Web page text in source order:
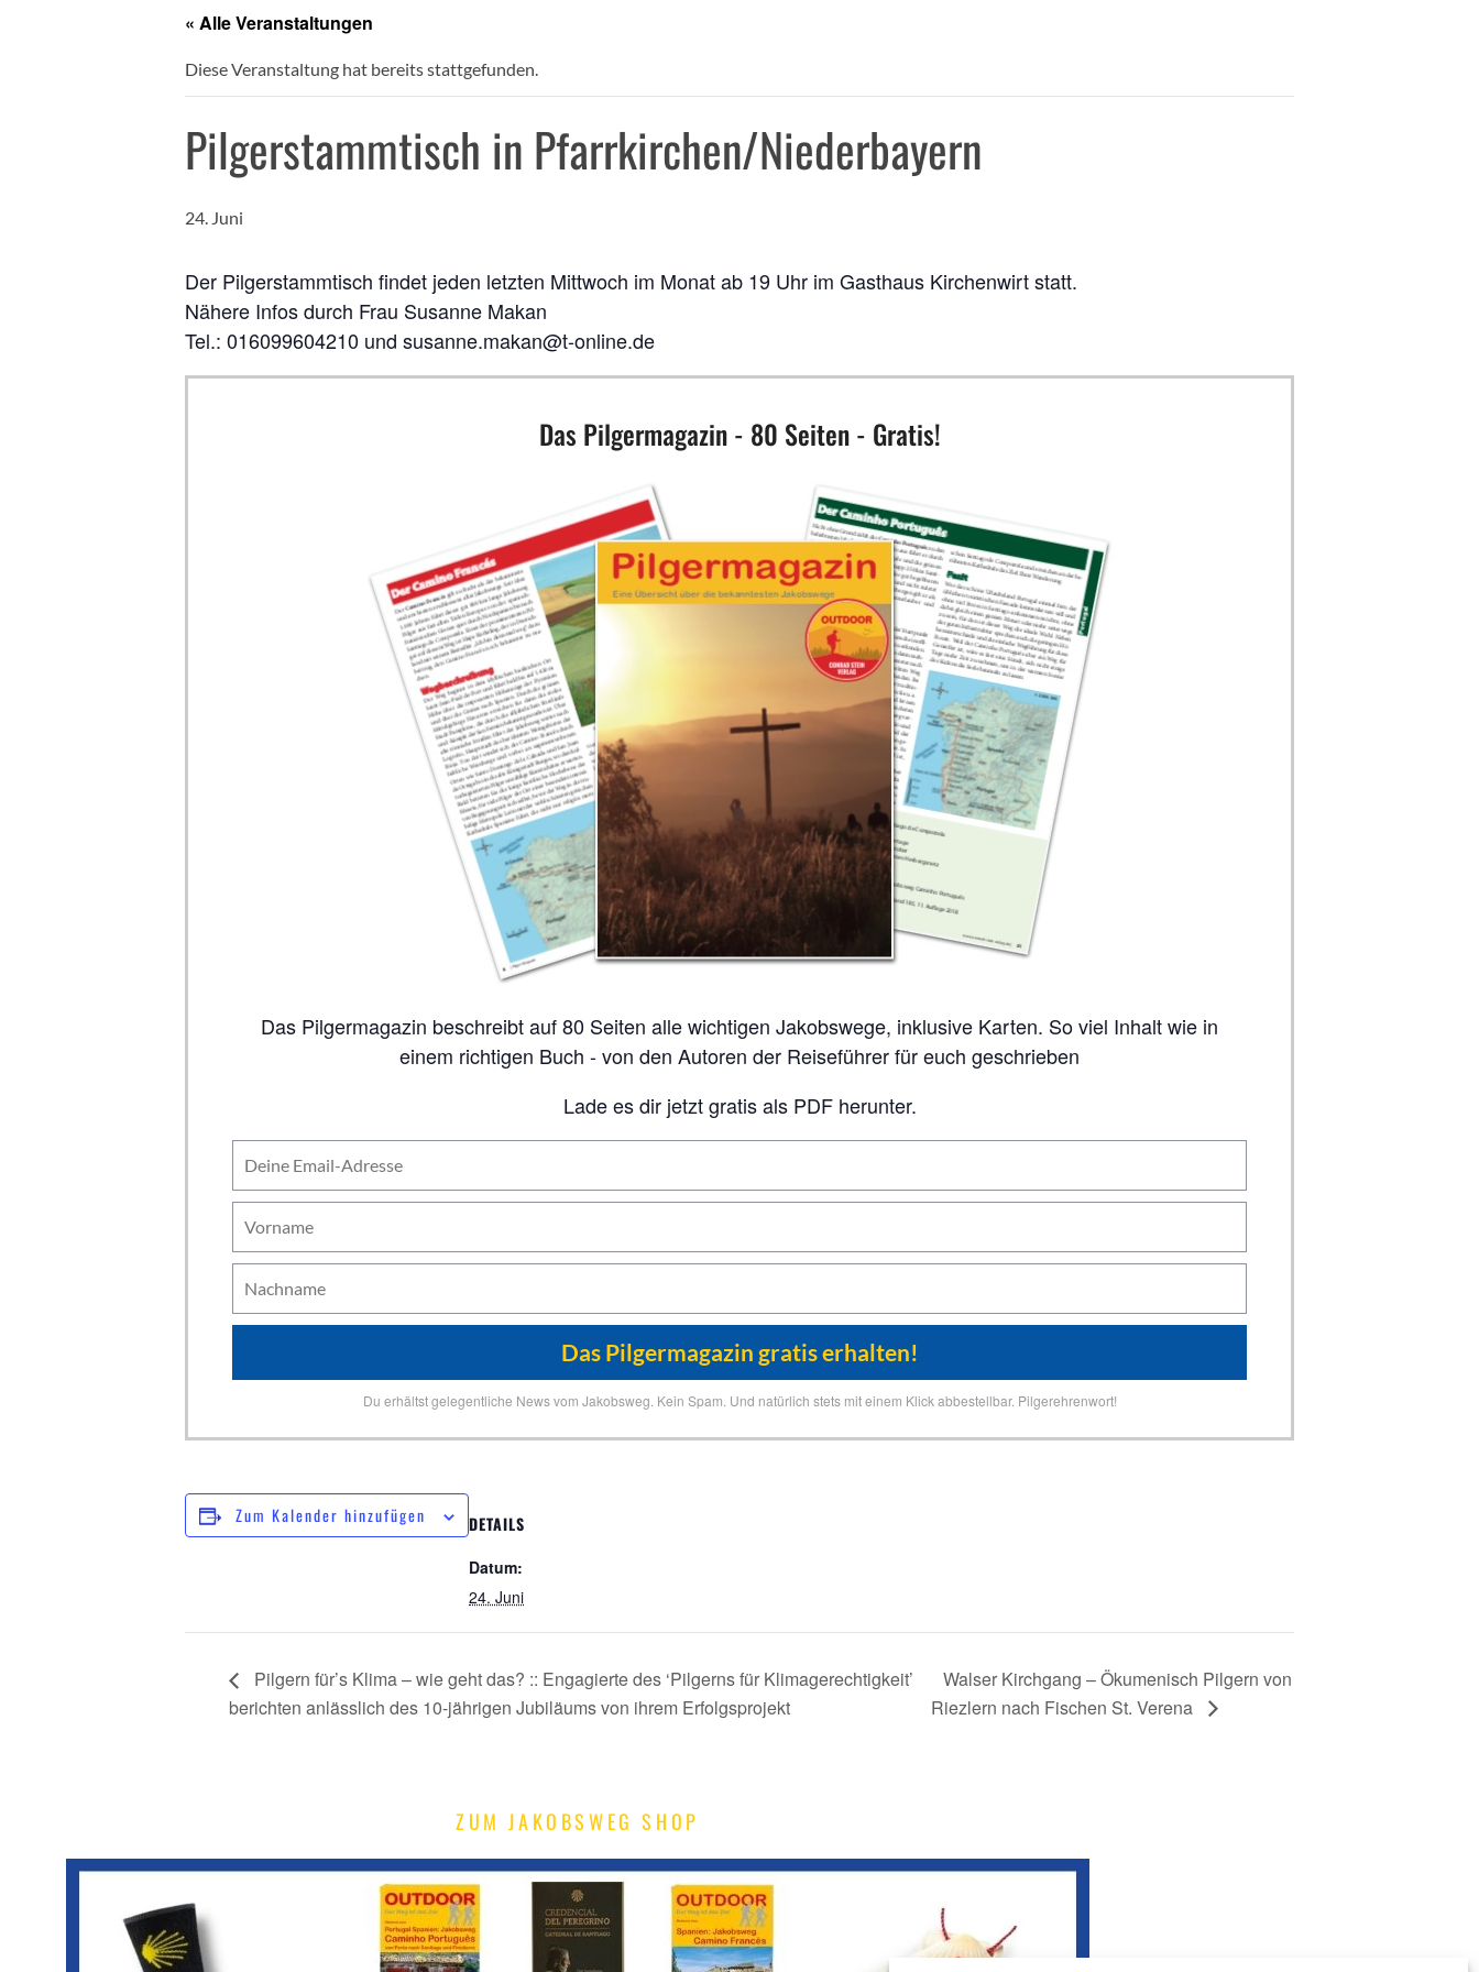
« Alle Veranstaltungen
Diese Veranstaltung hat bereits stattgefunden.
Pilgerstammtisch in Pfarrkirchen/Niederbayern
24. Juni
Der Pilgerstammtisch findet jeden letzten Mittwoch im Monat ab 19 Uhr im Gasthaus Kirchenwirt statt.
Nähere Infos durch Frau Susanne Makan
Tel.: 016099604210 und susanne.makan@t-online.de
Das Pilgermagazin - 80 Seiten - Gratis!
Das Pilgermagazin beschreibt auf 80 Seiten alle wichtigen Jakobswege, inklusive Karten. So viel Inhalt wie in
einem richtigen Buch - von den Autoren der Reiseführer für euch geschrieben
Lade es dir jetzt gratis als PDF herunter.
Du erhältst gelegentliche News vom Jakobsweg. Kein Spam. Und natürlich stets mit einem Klick abbestellbar. Pilgerehrenwort!
Zum Kalender hinzufügen DETAILS
Datum:
24. Juni
Pilgern für’s Klima – wie geht das? :: Engagierte des ‘Pilgerns für Klimagerechtigkeit’
berichten anlässlich des 10-jährigen Jubiläums von ihrem Erfolgsprojekt
Walser Kirchgang – Ökumenisch Pilgern von
Riezlern nach Fischen St. Verena
ZUM JAKOBSWEG SHOP